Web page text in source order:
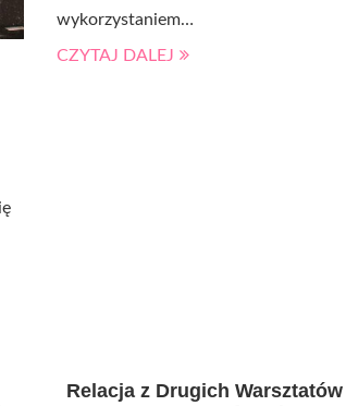
wykorzystaniem…
CZYTAJ DALEJ
Relacja z Drugich